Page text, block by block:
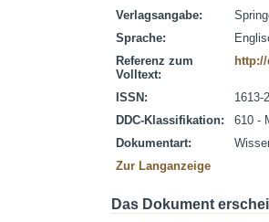
Verlagsangabe:
Sprache:
Referenz zum
Volltext:
ISSN:
1613-
DDC-Klassifikation:
610 -
Dokumentart:
Zur Langanzeige
Das Dokument